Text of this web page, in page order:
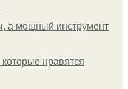
а мощный инструмент
нравятся